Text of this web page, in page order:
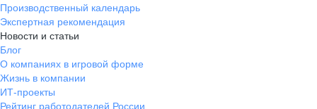
Производственный календарь
Экспертная рекомендация
Новости и статьи
Блог
О компаниях в игровой форме
Жизнь в компании
ИТ-проекты
Рейтинг работодателей России